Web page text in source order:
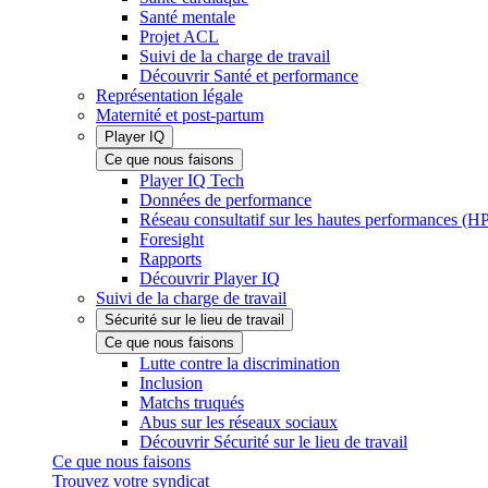
Santé mentale
Projet ACL
Suivi de la charge de travail
Découvrir Santé et performance
Représentation légale
Maternité et post-partum
Player IQ
Ce que nous faisons
Player IQ Tech
Données de performance
Réseau consultatif sur les hautes performances
Foresight
Rapports
Découvrir Player IQ
Suivi de la charge de travail
Sécurité sur le lieu de travail
Ce que nous faisons
Lutte contre la discrimination
Inclusion
Matchs truqués
Abus sur les réseaux sociaux
Découvrir Sécurité sur le lieu de travail
Ce que nous faisons
Trouvez votre syndicat